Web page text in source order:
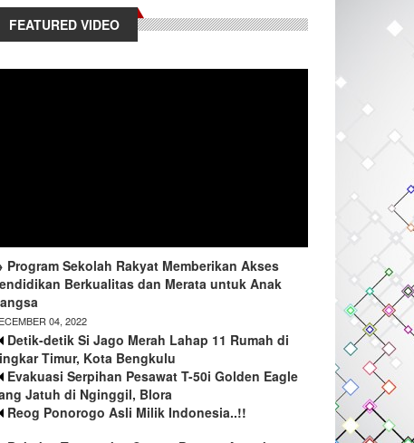
FEATURED VIDEO
Program Sekolah Rakyat Memberikan Akses
Berkualitas dan Merata untuk Anak
04, 2022
Detik-detik Si Jago Merah Lahap 11 Rumah di
Timur, Kota Bengkulu
Evakuasi Serpihan Pesawat T-50i Golden Eagle
Jatuh di Nginggil, Blora
Reog Ponorogo Asli Milik Indonesia..!!